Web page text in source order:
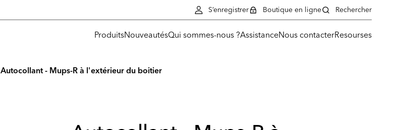
ProduitsNouveautésQui sommes-nous ?AssistanceNous contacterResourses
S’enregistrer Boutique en ligne Rechercher
Autocollant - Mups-R à l'extérieur du boitier